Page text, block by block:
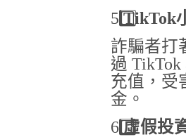
5️ TikTok
詐騙者打
過 TikTok
充值，受
金。
6️ 虛假投